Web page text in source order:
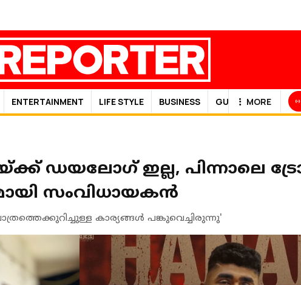
ENTERTAINMENT LIFE STYLE BUSINESS GULF NEWS
MORE
ഡയലോഗ് ഇല്ല, പിന്നാലെ
സംവിധായകൻ
കാര്യങ്ങള്‍ പങ്കുവെച്ചിരുന്നു'